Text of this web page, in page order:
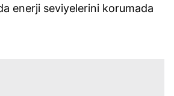
enerji seviyelerini korumada